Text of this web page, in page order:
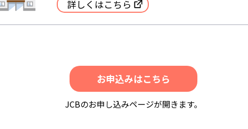
詳しくはこちら
お申込みはこちら
JCBのお申し込みページが開きます。